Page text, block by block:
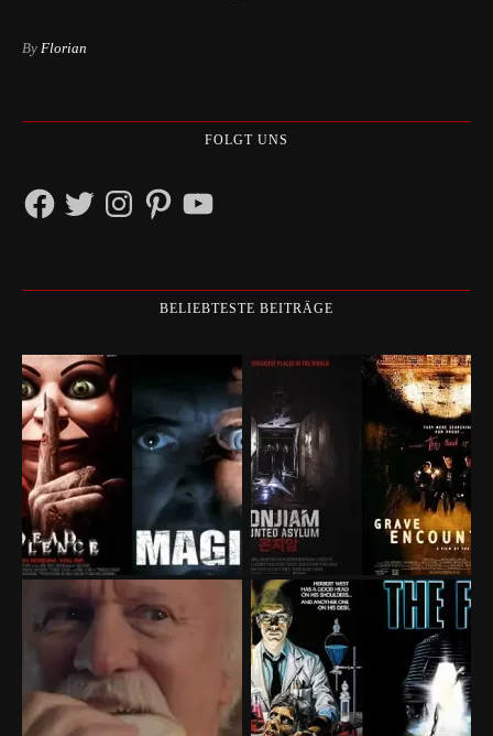
By Florian
FOLGT UNS
FacebookTwitterInstagramPinterestYouTube
BELIEBTESTE BEITRÄGE